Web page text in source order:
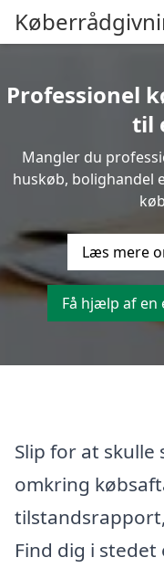
Professionel
til
Mangler du
huskøb, bolighandel
Læs mere
Få hjælp af
Slip for at
omkring
Find dig i